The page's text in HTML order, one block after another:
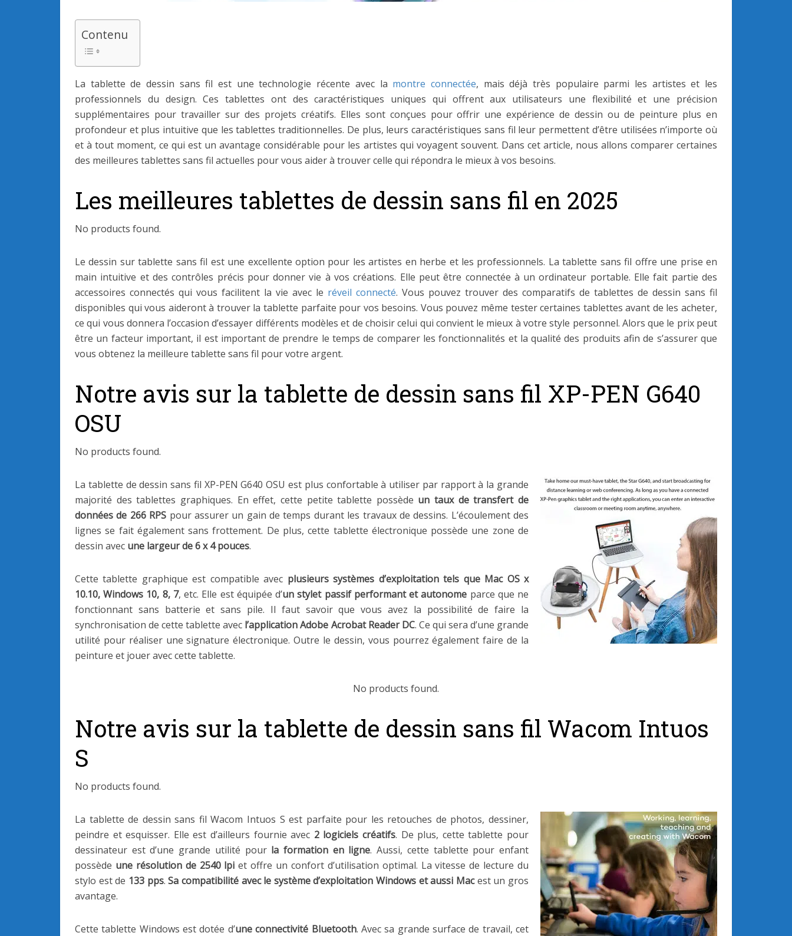
Contenu
La tablette de dessin sans fil est une technologie récente avec la montre connectée, mais déjà très populaire parmi les artistes et les
professionnels du design. Ces tablettes ont des caractéristiques uniques qui offrent aux utilisateurs une flexibilité et une précision
supplémentaires pour travailler sur des projets créatifs. Elles sont conçues pour offrir une expérience de dessin ou de peinture plus en
profondeur et plus intuitive que les tablettes traditionnelles. De plus, leurs caractéristiques sans fil leur permettent d’être utilisées n’importe où
et à tout moment, ce qui est un avantage considérable pour les artistes qui voyagent souvent. Dans cet article, nous allons comparer certaines
des meilleures tablettes sans fil actuelles pour vous aider à trouver celle qui répondra le mieux à vos besoins.
Les meilleures tablettes de dessin sans fil en 2025
No products found.
Le dessin sur tablette sans fil est une excellente option pour les artistes en herbe et les professionnels. La tablette sans fil offre une prise en
main intuitive et des contrôles précis pour donner vie à vos créations. Elle peut être connectée à un ordinateur portable. Elle fait partie des
accessoires connectés qui vous facilitent la vie avec le réveil connecté. Vous pouvez trouver des comparatifs de tablettes de dessin sans fil
disponibles qui vous aideront à trouver la tablette parfaite pour vos besoins. Vous pouvez même tester certaines tablettes avant de les acheter,
ce qui vous donnera l’occasion d’essayer différents modèles et de choisir celui qui convient le mieux à votre style personnel. Alors que le prix peut
être un facteur important, il est important de prendre le temps de comparer les fonctionnalités et la qualité des produits afin de s’assurer que
vous obtenez la meilleure tablette sans fil pour votre argent.
Notre avis sur la tablette de dessin sans fil XP-PEN G640
OSU
No products found.
La tablette de dessin sans fil XP-PEN G640 OSU est plus confortable à utiliser par rapport à la grande
majorité des tablettes graphiques. En effet, cette petite tablette possède un taux de transfert de
données de 266 RPS pour assurer un gain de temps durant les travaux de dessins. L’écoulement des
lignes se fait également sans frottement. De plus, cette tablette électronique possède une zone de
dessin avec une largeur de 6 x 4 pouces.
Cette tablette graphique est compatible avec plusieurs systèmes d’exploitation tels que Mac OS x
10.10, Windows 10, 8, 7, etc. Elle est équipée d’un stylet passif performant et autonome parce que ne
fonctionnant sans batterie et sans pile. Il faut savoir que vous avez la possibilité de faire la
synchronisation de cette tablette avec l’application Adobe Acrobat Reader DC. Ce qui sera d’une grande
utilité pour réaliser une signature électronique. Outre le dessin, vous pourrez également faire de la
peinture et jouer avec cette tablette.
No products found.
Notre avis sur la tablette de dessin sans fil Wacom Intuos
S
No products found.
La tablette de dessin sans fil Wacom Intuos S est parfaite pour les retouches de photos, dessiner,
peindre et esquisser. Elle est d’ailleurs fournie avec 2 logiciels créatifs. De plus, cette tablette pour
dessinateur est d’une grande utilité pour la formation en ligne. Aussi, cette tablette pour enfant
possède une résolution de 2540 lpi et offre un confort d’utilisation optimal. La vitesse de lecture du
stylo est de 133 pps. Sa compatibilité avec le système d’exploitation Windows et aussi Macest un gros
avantage.
Cette tablette Windows est dotée d’une connectivité Bluetooth. Avec sa grande surface de travail, cet